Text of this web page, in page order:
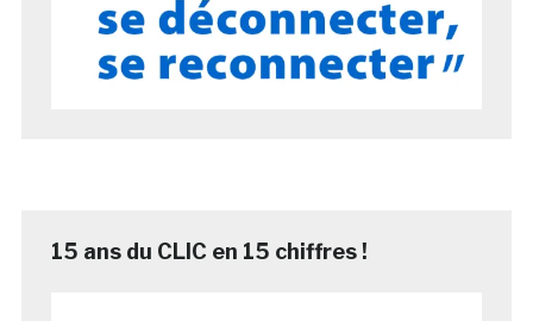
15 ans du CLIC en 15 chiffres !